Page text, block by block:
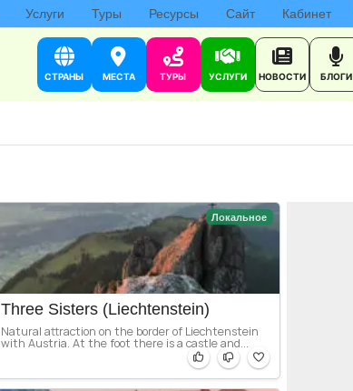
Услуги Туры Ресурсы Сайт Кабинет
СТРАНЫ МЕСТА ТУРЫ УСЛУГИ НОВОСТИ БЛОГИ
Локальное
Three Sisters (Liechtenstein)
Natural attraction on the border of Liechtenstein
with Austria. At the foot there is a castle and...